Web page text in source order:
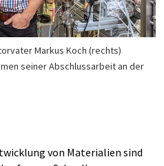
Markus Koch (rechts)
seiner Abschlussarbeit an der
von Materialien sind